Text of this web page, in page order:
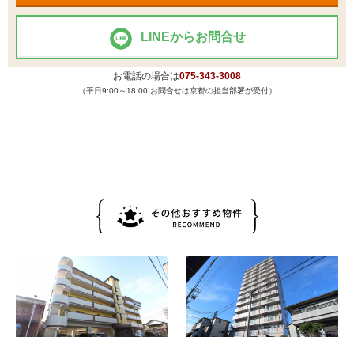
LINEからお問合せ
お電話の場合は075-343-3008
（平日9:00～18:00 お問合せは京都の担当部署が受付）